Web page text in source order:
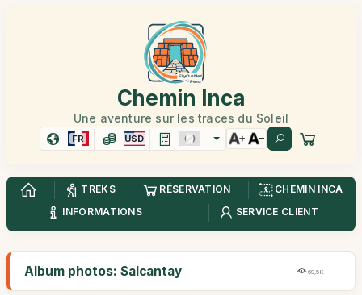
Chemin Inca
Une aventure sur les traces du Soleil
FR USD
TREKS RÉSERVATION
CHEMIN INCA
INFORMATIONS
SERVICE CLIENT
Album photos: Salcantay 69,5K